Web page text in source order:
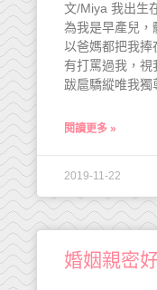
文/Miya 我出生
為我是早產兒，
以爸媽都把我捧
有打罵過我，視
跋扈驕縱唯我獨
閱讀更多 »
2019-11-22
婚姻親密